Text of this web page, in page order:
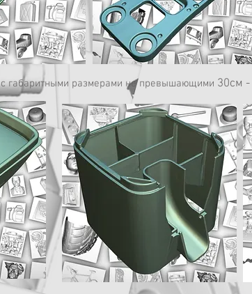
с габаритными размерами не превышающими 30см -